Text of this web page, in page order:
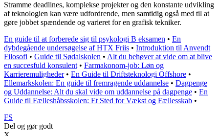
Stramme deadlines, komplekse projekter og den konstante udvikling
af teknologien kan være udfordrende, men samtidig også med til at
gøre jobbet spændende og varieret for en grafisk tekniker.
En guide til at forberede sig til psykologi B eksamen • En
dybdegående undersøgelse af HTX Friis • Introduktion til Anvendt
Filosofi • Guide til Sødalskolen • Alt du behøver at vide om at blive
en succesfuld konsulent • Farmakonom-job: Løn og
Karrieremuligheder• En Guide til Driftsteknologi Offshore •
Ellemarkskolen: En guide til fremragende uddannelse • Dagpenge
og Uddannelse: Alt du skal vide om uddannelse på dagpenge • En
Guide til Fælleshåbsskolen: Et Sted for Vækst og Fællesskab •
FS
Del og gør godt